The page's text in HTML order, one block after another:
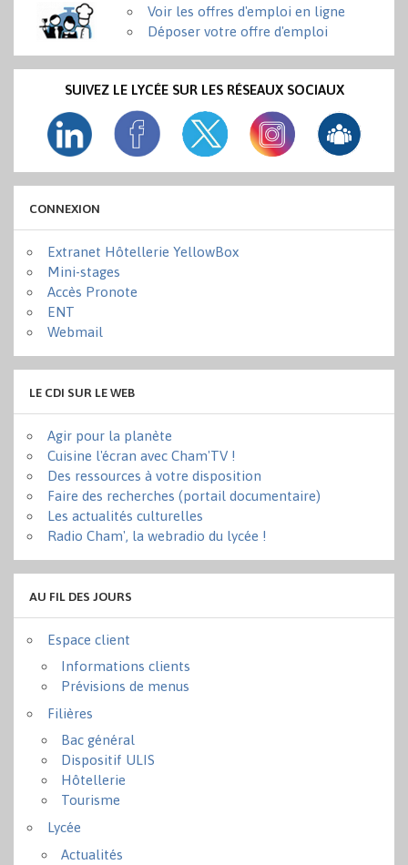
Voir les offres d'emploi en ligne
Déposer votre offre d'emploi
SUIVEZ LE LYCÉE SUR LES RÉSEAUX SOCIAUX
CONNEXION
Extranet Hôtellerie YellowBox
Mini-stages
Accès Pronote
ENT
Webmail
LE CDI SUR LE WEB
Agir pour la planète
Cuisine l'écran avec Cham'TV !
Des ressources à votre disposition
Faire des recherches (portail documentaire)
Les actualités culturelles
Radio Cham', la webradio du lycée !
AU FIL DES JOURS
Espace client
Informations clients
Prévisions de menus
Filières
Bac général
Dispositif ULIS
Hôtellerie
Tourisme
Lycée
Actualités